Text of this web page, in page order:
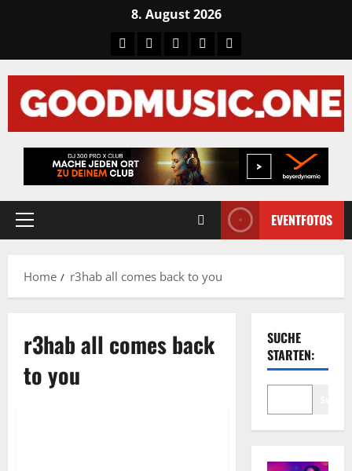
8. August 2026
TiktokFacebookInstagram
X LinkedIN
Primary
EVENTFOTOS
Home r3hab all comes back to you
r3hab all comes back
to you
SUCHE
STARTEN: